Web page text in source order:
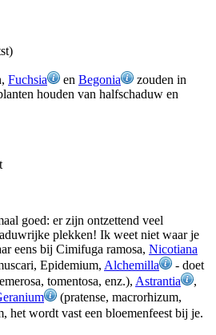
Fuchsia en Begonia
zouden in
houden van halfschaduw en
goed: er zijn ontzettend veel
plekken! Ik weet niet waar je
eens bij Cimifuga ramosa, Nicotiana
Epidemium, Alchemilla
- doet
tomentosa, enz.), Astrantia
,
(pratense, macrorhizum,
het wordt vast een bloemenfeest bij je.